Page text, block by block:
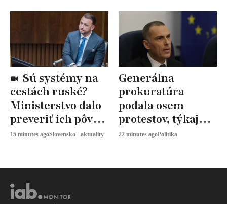
cestách ruské?
Ministerstvo dalo
preveriť ich pôvod
aj bezpečnosť
15 minutes agoSlovensko - aktuality
Generálna
prokuratúra
podala osem
protestov, týkajú
sa volebných
22 minutes agoPolitika